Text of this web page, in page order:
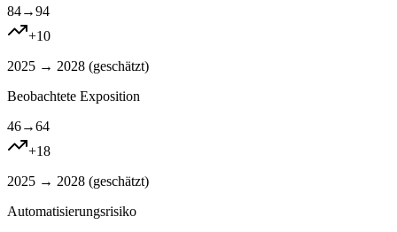
84→94
+10
2025 → 2028 (geschätzt)
Beobachtete Exposition
46→64
+18
2025 → 2028 (geschätzt)
Automatisierungsrisiko